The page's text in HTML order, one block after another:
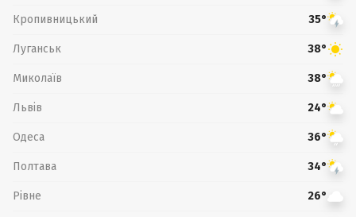
Кропивницький 35°
Луганськ 38°
Миколаїв 38°
Львів 24°
Одеса 36°
Полтава 34°
Рівне 26°